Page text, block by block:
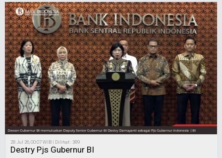
28 Jul 26, 00:07 WIB | Dilihat : 389
Destry Pjs Gubernur BI